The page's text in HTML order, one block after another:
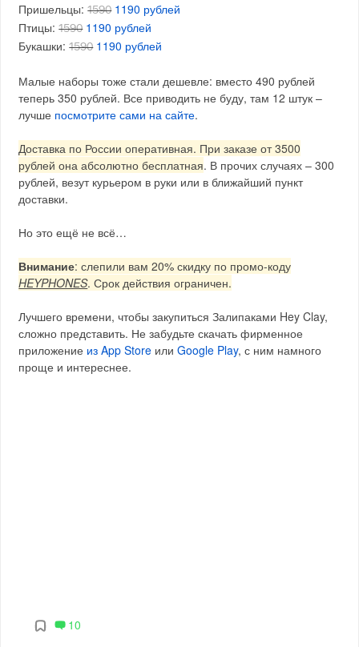
Пришельцы:1590 1190 рублей
Птицы:1590 1190 рублей
Букашки:1590 1190 рублей
Малые наборы тоже стали дешевле: вместо 490 рублей
теперь 350 рублей. Все приводить не буду, там 12 штук –
лучше посмотрите сами на сайте.
Доставка по России оперативная. При заказе от 3500
рублей она абсолютно бесплатная. В прочих случаях – 300
рублей, везут курьером в руки или в ближайший пункт
доставки.
Но это ещё не всё…
Внимание: слепили вам 20% скидку по промо-коду
HEYPHONES. Срок действия ограничен.
Лучшего времени, чтобы закупиться Залипаками Hey Clay,
сложно представить. Не забудьте скачать фирменное
приложение из App Store илиGoogle Play, с ним намного
проще и интереснее.
10